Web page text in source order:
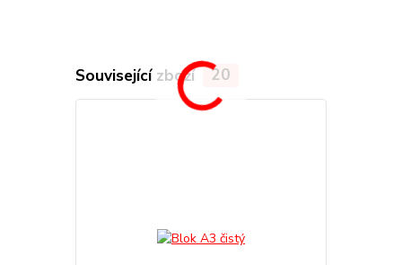
Související zboží 20